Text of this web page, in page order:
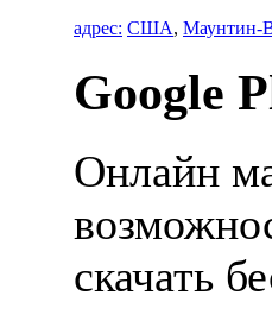
адрес: США, Маунтин-
Google
Онлайн
скачать